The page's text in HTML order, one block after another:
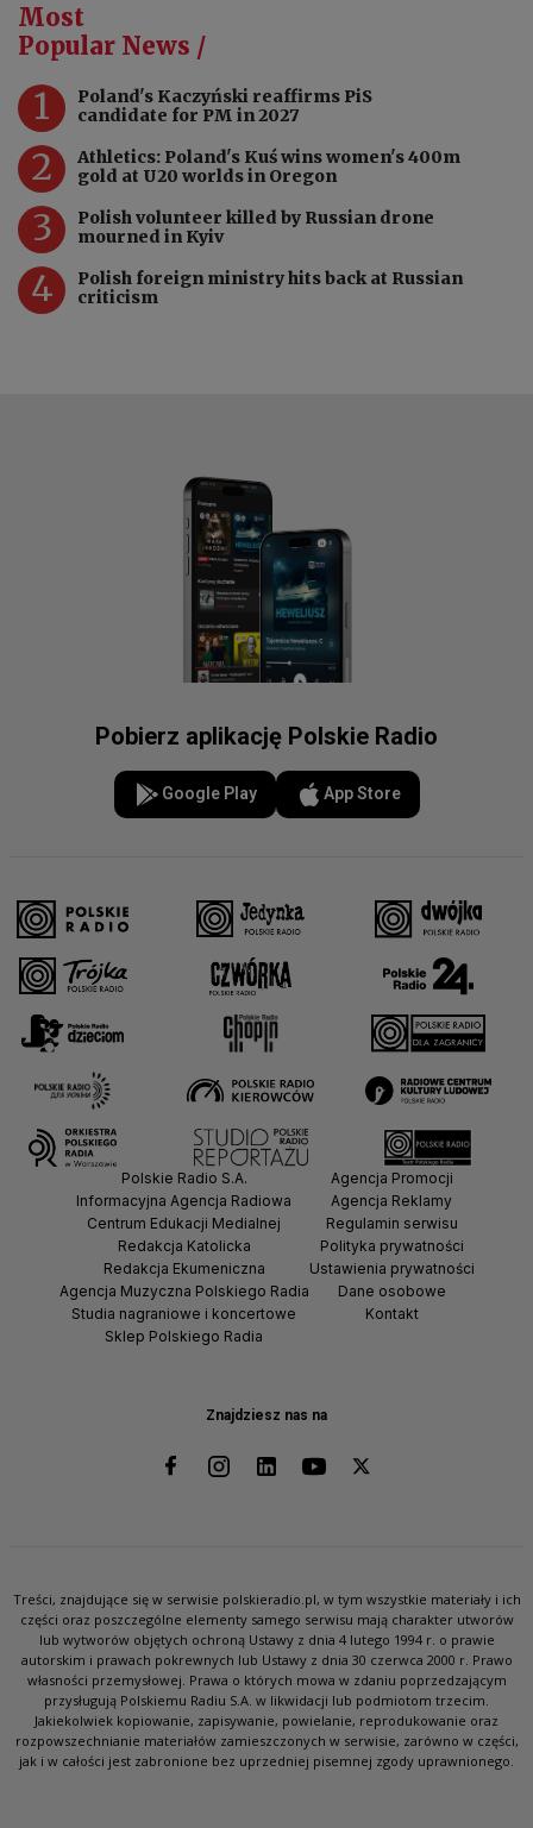
Most
Popular News /
1
Poland's Kaczyński reaffirms PiS
candidate for PM in 2027
2
Athletics: Poland's Kuś wins women's 400m
gold at U20 worlds in Oregon
3
Polish volunteer killed by Russian drone
mourned in Kyiv
4
Polish foreign ministry hits back at Russian
criticism
Pobierz aplikację Polskie Radio
Google Play App Store
Znajdziesz nas na
Polskie Radio S.A.
Informacyjna Agencja Radiowa
Centrum Edukacji Medialnej
Redakcja Katolicka
Redakcja Ekumeniczna
Agencja Muzyczna Polskiego Radia
Studia nagraniowe i koncertowe
Sklep Polskiego Radia
Agencja Promocji
Agencja Reklamy
Regulamin serwisu
Polityka prywatności
Ustawienia prywatności
Dane osobowe
Kontakt
Treści, znajdujące się w serwisie polskieradio.pl, w tym wszystkie materiały i ich
części oraz poszczególne elementy samego serwisu mają charakter utworów
lub wytworów objętych ochroną Ustawy z dnia 4 lutego 1994 r. o prawie
autorskim i prawach pokrewnych lub Ustawy z dnia 30 czerwca 2000 r. Prawo
własności przemysłowej. Prawa o których mowa w zdaniu poprzedzającym
przysługują Polskiemu Radiu S.A. w likwidacji lub podmiotom trzecim.
Jakiekolwiek kopiowanie, zapisywanie, powielanie, reprodukowanie oraz
rozpowszechnianie materiałów zamieszczonych w serwisie, zarówno w części,
jak i w całości jest zabronione bez uprzedniej pisemnej zgody uprawnionego.